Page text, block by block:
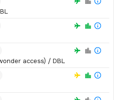
access) / DBL